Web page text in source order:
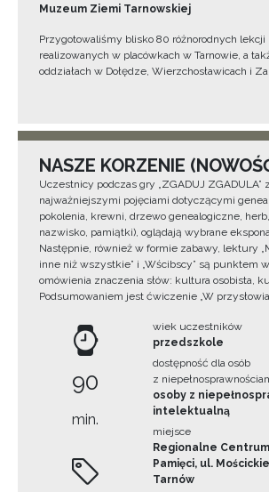
Muzeum Ziemi Tarnowskiej
Przygotowaliśmy blisko 80 różnorodnych
realizowanych w placówkach w Tarnowie, a
oddziałach w Dołędze, Wierzchosławicach i
NASZE KORZENIE
Uczestnicy podczas gry „ZGADUJ ZGADULA”
najważniejszymi pojęciami dotyczącymi
pokolenia, krewni, drzewo genealogiczne,
nazwisko, pamiątki), oglądają wybrane
Następnie, również w formie zabawy, lektury
inne niż wszystkie” i „Wścibscy” są punktem
omówienia znaczenia słów: kultura osobista,
Podsumowaniem jest ćwiczenie „W
90
min.
wiek uczestników
przedszkole
dostępność dla osób
z
osoby z
intelektualną
miejsce
Regionalne
Pamięci, ul.
Tarnów